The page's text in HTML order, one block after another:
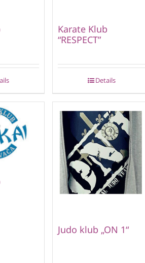
Karate Klub
“RESPECT”
Details
Judo klub „ON 1“